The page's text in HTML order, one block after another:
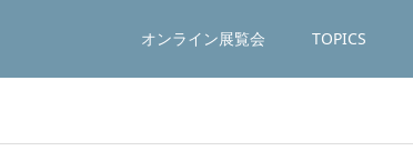
オンライン展覧会 TOPICS